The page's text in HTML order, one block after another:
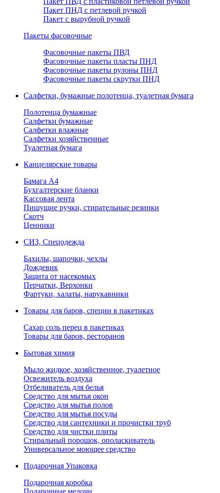
Пакет ПНД с петлевой ручкой
Пакет с вырубной ручкой
Пакеты фасовочные
Фасовочные пакеты ПВД
Фасовочные пакеты пласты ПНД
Фасовочные пакеты рулоны ПНД
Фасовочные пакеты скрутки ПНД
Салфетки, бумажные полотенца, туалетная бумага
Полотенца бумажные
Салфетки бумажные
Салфетки влажные
Салфетки хозяйственные
Туалетная бумага
Канцелярские товары
Бамага А4
Бухгалтерские бланки
Кассовая лента
Пишущие ручки, стирательные резинки
Скотч
Ценники
СИЗ, Спецодежда
Бахилы, шапочки, чехлы
Дождевик
Защита от насекомых
Перчатки, Верхонки
Фартуки, халаты, нарукавники
Товары для баров, специи в пакетиках
Сахар соль перец в пакетиках
Товары для баров, ресторанов
Бытовая химия
Мыло жидкое, хозяйственное, туалетное
Освежитель воздуха
Отбеливатель для белья
Средство для мытья окон
Средство для мытья полов
Средство для мытья посуды
Средство для сантехники и прочистки труб
Средство для чистки плиты
Стиральный порошок, ополаскиватель
Универсальное моющее средство
Подарочная Упаковка
Подарочная коробка
Подарочные мелочи